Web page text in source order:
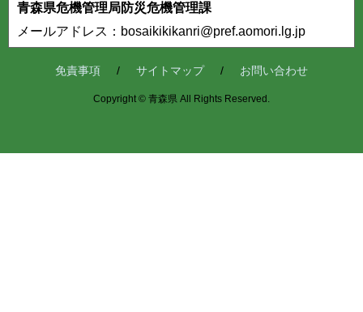
青森県危機管理局防災危機管理課
メールアドレス：bosaikikikanri@pref.aomori.lg.jp
免責事項 サイトマップ お問い合わせ
Copyright © 青森県 All Rights Reserved.